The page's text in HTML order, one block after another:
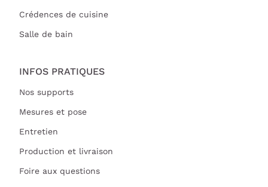
Crédences de cuisine
Salle de bain
INFOS PRATIQUES
Nos supports
Mesures et pose
Entretien
Production et livraison
Foire aux questions